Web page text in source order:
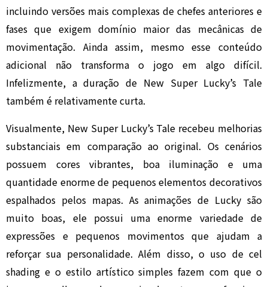
incluindo versões mais complexas de chefes anteriores e
fases que exigem domínio maior das mecânicas de
movimentação. Ainda assim, mesmo esse conteúdo
adicional não transforma o jogo em algo difícil.
Infelizmente, a duração de New Super Lucky’s Tale
também é relativamente curta.
Visualmente, New Super Lucky’s Tale recebeu melhorias
substanciais em comparação ao original. Os cenários
possuem cores vibrantes, boa iluminação e uma
quantidade enorme de pequenos elementos decorativos
espalhados pelos mapas. As animações de Lucky são
muito boas, ele possui uma enorme variedade de
expressões e pequenos movimentos que ajudam a
reforçar sua personalidade. Além disso, o uso de cel
shading e o estilo artístico simples fazem com que o